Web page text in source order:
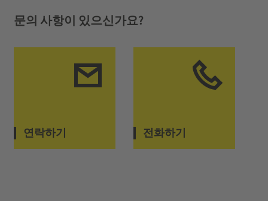
문의 사항이 있으신가요?
연락하기 전화하기